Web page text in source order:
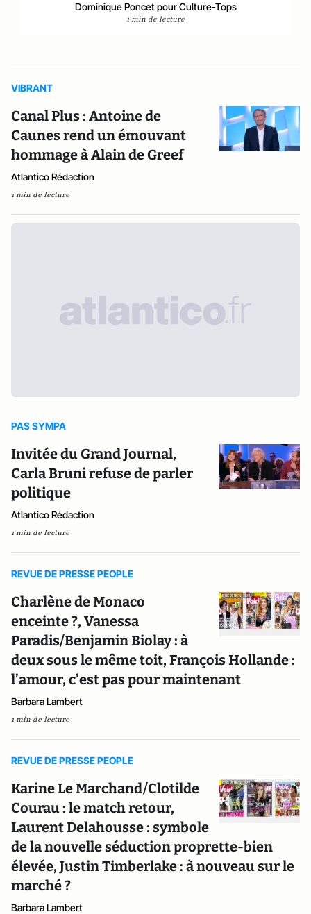
Dominique Poncet pour Culture-Tops
1 min de lecture
VIBRANT
Canal Plus : Antoine de
Caunes rend un émouvant
hommage à Alain de Greef
Atlantico Rédaction
1 min de lecture
PAS SYMPA
Invitée du Grand Journal,
Carla Bruni refuse de parler
politique
Atlantico Rédaction
1 min de lecture
REVUE DE PRESSE PEOPLE
Charlène de Monaco
enceinte ?, Vanessa
Paradis/Benjamin Biolay : à
deux sous le même toit, François Hollande :
l’amour, c’est pas pour maintenant
Barbara Lambert
1 min de lecture
REVUE DE PRESSE PEOPLE
Karine Le Marchand/Clotilde
Courau : le match retour,
Laurent Delahousse : symbole
de la nouvelle séduction proprette-bien
élevée, Justin Timberlake : à nouveau sur le
marché ?
Barbara Lambert